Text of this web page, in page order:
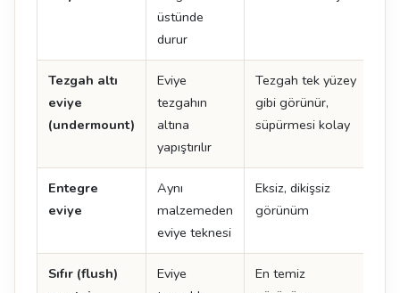
üstünde
durur
Tezgah altı
eviye
(undermount)
Eviye
tezgahın
altına
yapıştırılır
Tezgah tek yüzey
gibi görünür,
süpürmesi kolay
Entegre
eviye
Aynı
malzemeden
eviye teknesi
Eksiz, dikişsiz
görünüm
Sıfır (flush)
Eviye
En temiz